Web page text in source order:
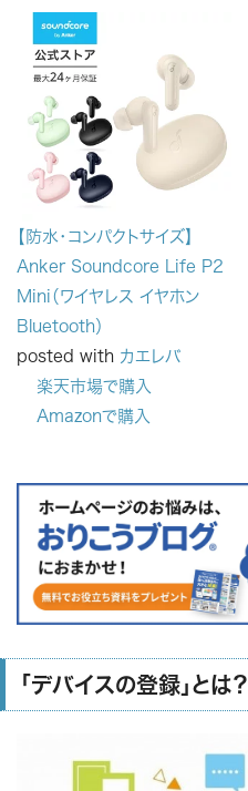
【防水・コンパクトサイズ】
Anker Soundcore Life P2
Mini（ワイヤレス イヤホン
Bluetooth）
posted with カエレバ
楽天市場で購入
Amazonで購入
「デバイスの登録」とは？